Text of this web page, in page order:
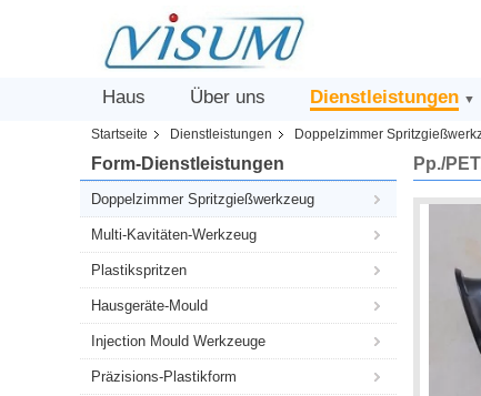
Haus Über uns Dienstleistungen ▼
Startseite Dienstleistungen Doppelzimmer
Form-Dienstleistungen
Doppelzimmer Spritzgießwerkzeug
Multi-Kavitäten-Werkzeug
Plastikspritzen
Hausgeräte-Mould
Injection Mould Werkzeuge
Präzisions-Plastikform
Pp./